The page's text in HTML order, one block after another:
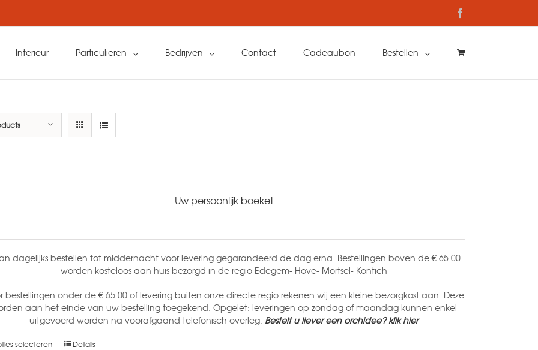
Interieur Particulieren Bedrijven Contact Cadeaubon Bestellen
Uw persoonlijk boeket
dagelijks bestellen tot middernacht voor levering gegarandeerd de dag erna. Bestellingen boven de € 65.00
worden kosteloos aan huis bezorgd in de regio Edegem- Hove- Mortsel- Kontich
bestellingen onder de € 65.00 of levering buiten onze directe regio rekenen wij een kleine bezorgkost aan. Deze
aan het einde van uw bestelling toegekend. Opgelet: leveringen op zondag of maandag kunnen enkel
uitgevoerd worden na voorafgaand telefonisch overleg. Bestelt u liever een orchidee? klik hier
selecteren Details